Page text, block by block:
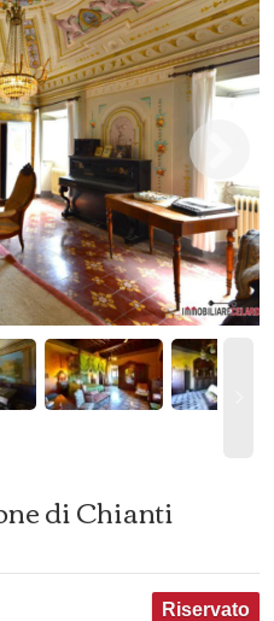
di Chianti
Riservato